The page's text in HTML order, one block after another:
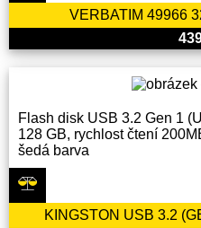
VERBATIM 49966
Flash disk USB 3.2 Gen 1
128 GB, rychlost čtení
šedá barva
KINGSTON USB 3.2